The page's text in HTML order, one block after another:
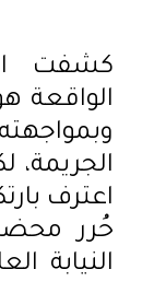
كشفت
الواقعة
الجريمة،
اعترف
حُرر
النيابة